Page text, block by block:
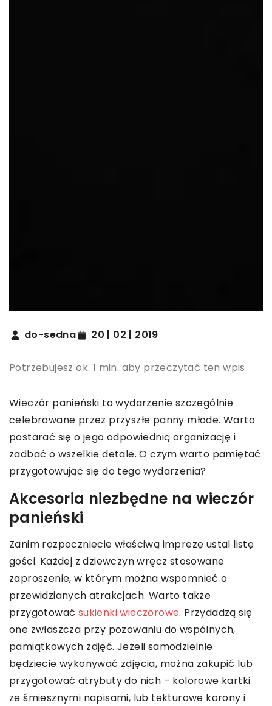
do-sedna 20 | 02 | 2019
Potrzebujesz ok. 1 min. aby przeczytać ten wpis
Wieczór panieński to wydarzenie szczególnie
celebrowane przez przyszłe panny młode. Warto
postarać się o jego odpowiednią organizację i
zadbać o wszelkie detale. O czym warto pamiętać
przygotowując się do tego wydarzenia?
Akcesoria niezbędne na wieczór
panieński
Zanim rozpoczniecie właściwą imprezę ustal listę
gości. Każdej z dziewczyn wręcz stosowane
zaproszenie, w którym można wspomnieć o
przewidzianych atrakcjach. Warto także
przygotować sukienki wieczorowe. Przydadzą się
one zwłaszcza przy pozowaniu do wspólnych,
pamiątkowych zdjęć. Jeżeli samodzielnie
będziecie wykonywać zdjęcia, można zakupić lub
przygotować atrybuty do nich – kolorowe kartki
ze śmiesznymi napisami, lub tekturowe korony i